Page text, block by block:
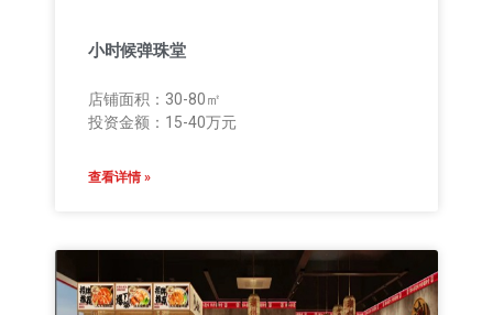
小时候弹珠堂
店铺面积：30-80㎡
投资金额：15-40万元
查看详情 »